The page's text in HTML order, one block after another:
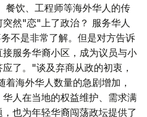
餐饮、工程师等海外华人的传
然"恋"上了政治？ 服务华人
不是非常了解。但是对方告诉
服务华裔小区，成为议员与小
了。"谈及弃商从政的初衷，
海外华人数量的急剧增加，
人在当地的权益维护、需求满
也为年轻华裔闯荡政坛提供了